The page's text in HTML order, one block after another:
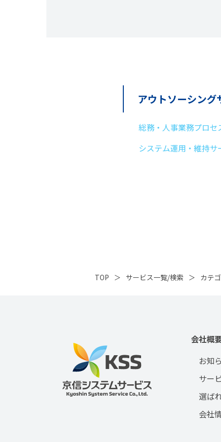
アウトソーシング
総務・人事業務プロ
システム運用・維持サ
TOP サービス一覧/検索 カテ
会社概
お知
サー
選ば
会社